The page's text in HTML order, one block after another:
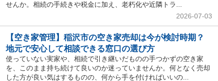
せんか。相続の手続きや税金に加え、老朽化や近隣トラ...
2026-07-03
【空き家管理】稲沢市の空き家売却は今が検討時期？
地元で安心して相談できる窓口の選び方
使っていない実家や、相続で引き継いだものの手つかずの空き家
を、このまま持ち続けて良いのか迷っていませんか。何となく売却
した方が良い気はするものの、何から手を付ければいいの...